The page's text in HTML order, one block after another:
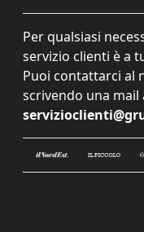
Per qualsiasi
servizio clienti è a
Puoi contattarci al
scrivendo una mail